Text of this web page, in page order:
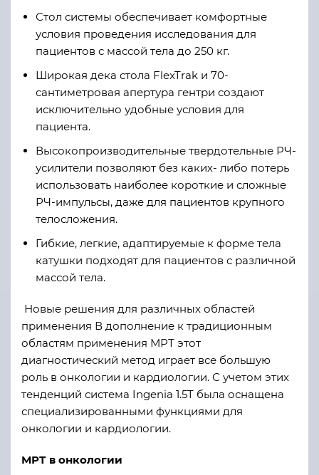
Стол системы обеспечивает комфортные
условия проведения исследования для
пациентов с массой тела до 250 кг.
Широкая дека стола FlexTrak и 70-
сантиметровая апертура гентри создают
исключительно удобные условия для
пациента.
Высокопроизводительные твердотельные РЧ-
усилители позволяют без каких- либо потерь
использовать наиболее короткие и сложные
РЧ-импульсы, даже для пациентов крупного
телосложения.
Гибкие, легкие, адаптируемые к форме тела
катушки подходят для пациентов с различной
массой тела.
Новые решения для различных областей
применения В дополнение к традиционным
областям применения МРТ этот
диагностический метод играет все большую
роль в онкологии и кардиологии. С учетом этих
тенденций система Ingenia 1.5T была оснащена
специализированными функциями для
онкологии и кардиологии.
МРТ в онкологии